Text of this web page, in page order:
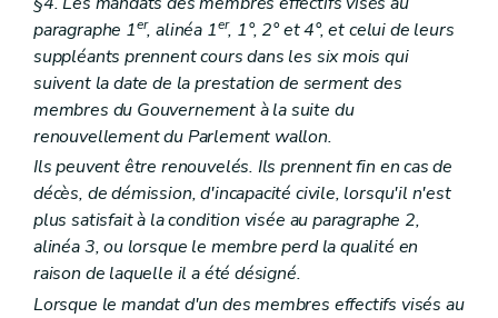
Livre II Intégration des personnes étrangères et d'origine étrangère
Titre Ier
Définitions
Art. 150
Titre II L'action régionale
Art. 151
Art. 151/1
Titre III Parcours d'accueil
Chapitre I
er
Organisation
Art. 152
Art. 152/1
Art. 152/2
Art. 152/3
Art. 152/4
Art. « 152/5
Art. 152/6
paragraphe 1er, alinéa 1er, 1°, 2° et 4°, et celui de leurs
suppléants prennent cours dans les six mois qui
suivent la date de la prestation de serment des
membres du Gouvernement à la suite du
renouvellement du Parlement wallon.
Ils peuvent être renouvelés. Ils prennent fin en cas de
décès, de démission, d'incapacité civile, lorsqu'il n'est
plus satisfait à la condition visée au paragraphe 2,
alinéa 3, ou lorsque le membre perd la qualité en
raison de laquelle il a été désigné.
Lorsque le mandat d'un des membres effectifs visés au